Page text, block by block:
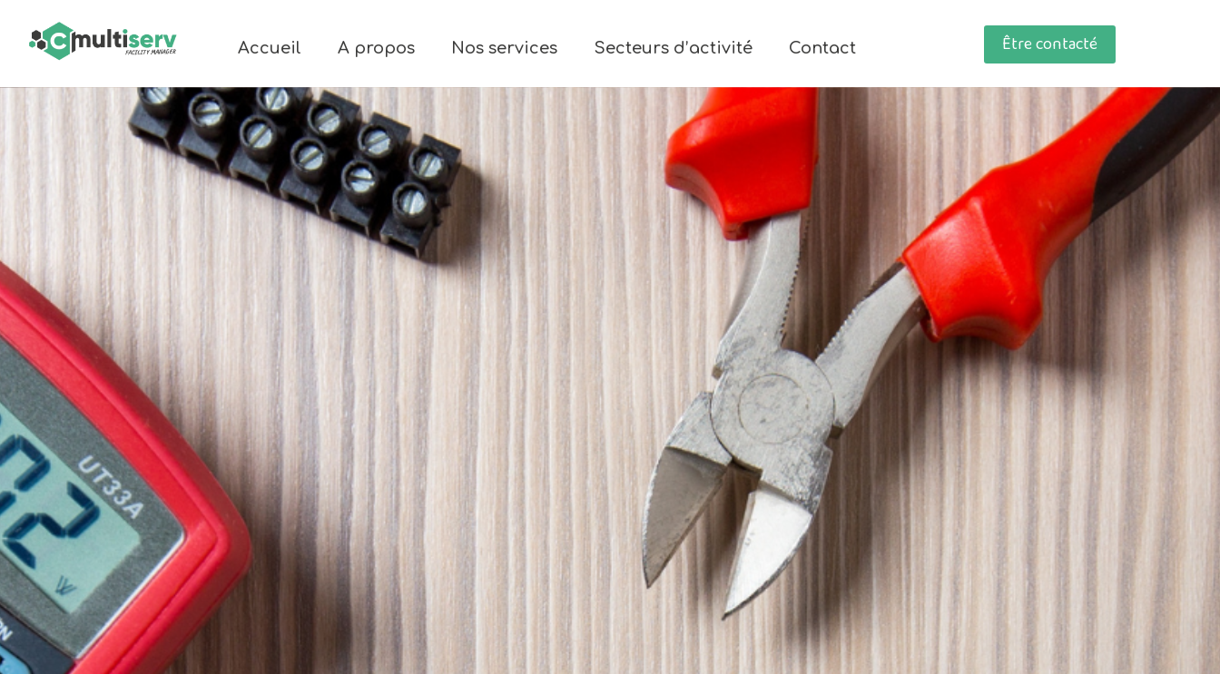
Accueil A propos Nos services Secteurs d’activité Contact Être contacté